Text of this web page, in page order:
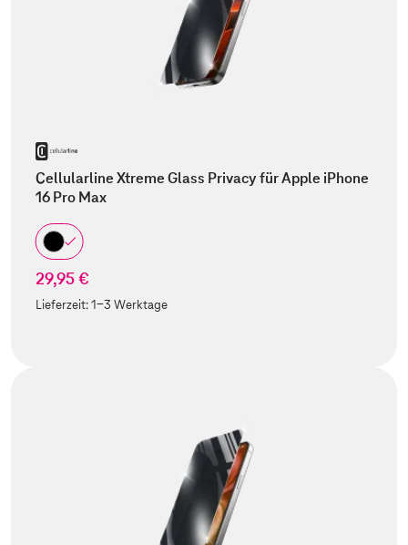
Cellularline Xtreme Glass Privacy für Apple iPhone
16 Pro Max
29,95 €
Lieferzeit:1-3 Werktage